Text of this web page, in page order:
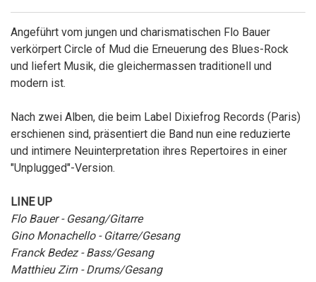
Angeführt vom jungen und charismatischen Flo Bauer
verkörpert Circle of Mud die Erneuerung des Blues-Rock
und liefert Musik, die gleichermassen traditionell und
modern ist.
Nach zwei Alben, die beim Label Dixiefrog Records (Paris)
erschienen sind, präsentiert die Band nun eine reduzierte
und intimere Neuinterpretation ihres Repertoires in einer
"Unplugged"-Version.
LINE UP
Flo Bauer - Gesang/Gitarre
Gino Monachello - Gitarre/Gesang
Franck Bedez - Bass/Gesang
Matthieu Zirn - Drums/Gesang